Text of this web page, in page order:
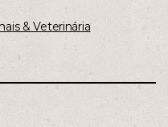
& Veterinária